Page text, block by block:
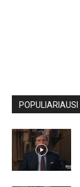
POPULIARIAUSI